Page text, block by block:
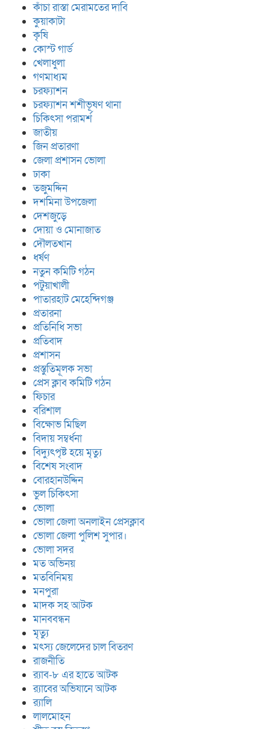
কাঁচা রাস্তা মেরামতের দাবি
কুয়াকাটা
কৃষি
কোস্ট গার্ড
খেলাধুলা
গণমাধ্যম
চরফ্যাশন
চরফ্যাশন শশীভূষণ থানা
চিকিৎসা পরামর্শ
জাতীয়
জিন প্রতারণা
জেলা প্রশাসন ভোলা
ঢাকা
তজুমদ্দিন
দশমিনা উপজেলা
দেশজুড়ে
দোয়া ও মোনাজাত
দৌলতখান
ধর্ষণ
নতুন কমিটি গঠন
পটুয়াখালী
পাতারহাট মেহেন্দিগঞ্জ
প্রতারনা
প্রতিনিধি সভা
প্রতিবাদ
প্রশাসন
প্রস্তুতিমূলক সভা
প্রেস ক্লাব কমিটি গঠন
ফিচার
বরিশাল
বিক্ষোভ মিছিল
বিদায় সম্বর্ধনা
বিদ্যুৎপৃষ্ট হয়ে মৃত্যু
বিশেষ সংবাদ
বোরহানউদ্দিন
ভুল চিকিৎসা
ভোলা
ভোলা জেলা অনলাইন প্রেসক্লাব
ভোলা জেলা পুলিশ সুপার।
ভোলা সদর
মত অভিনয়
মতবিনিময়
মনপুরা
মাদক সহ আটক
মানববন্ধন
মৃত্যু
মৎস্য জেলেদের চাল বিতরণ
রাজনীতি
র‍্যাব-৮ এর হাতে আটক
র‍্যাবের অভিযানে আটক
র‍্যালি
লালমোহন